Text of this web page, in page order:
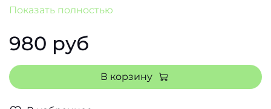
*Фурикаке - нори, микс белого и чёрного
Подаётся с порцией специального соевого соуса.
Показать полностью
980 руб
В корзину